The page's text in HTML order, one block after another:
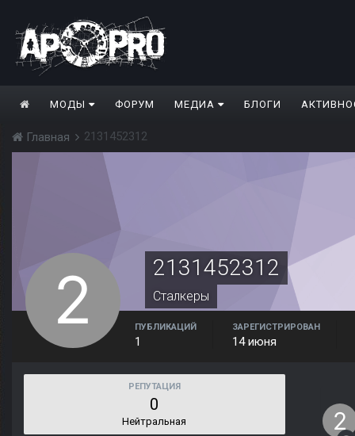
МОДЫ ФОРУМ МЕДИА БЛОГИ
Главная 2131452312
2131452312
Сталкеры
ПУБЛИКАЦИЙ
1
ЗАРЕГИСТРИРОВАН
14 июня
РЕПУТАЦИЯ
0
Нейтральная